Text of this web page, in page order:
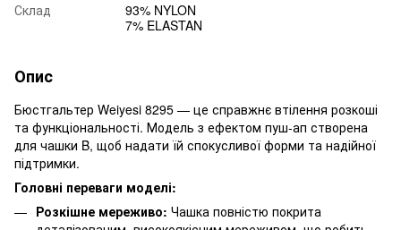
Склад
93% NYLON
7% ELASTAN
Опис
Бюстгальтер Weiyesi 8295 — це справжнє втілення розкоші
та функціональності. Модель з ефектом пуш-ап створена
для чашки B, щоб надати їй спокусливої форми та надійної
підтримки.
Головні переваги моделі:
Розкішне мереживо: Чашка повністю покрита